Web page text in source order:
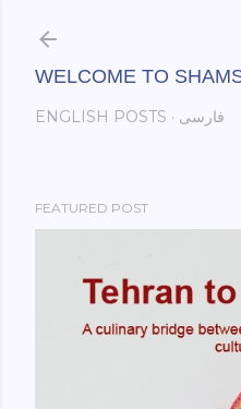
WELCOME TO
ENGLISH POSTS فارسی
FEATURED POST